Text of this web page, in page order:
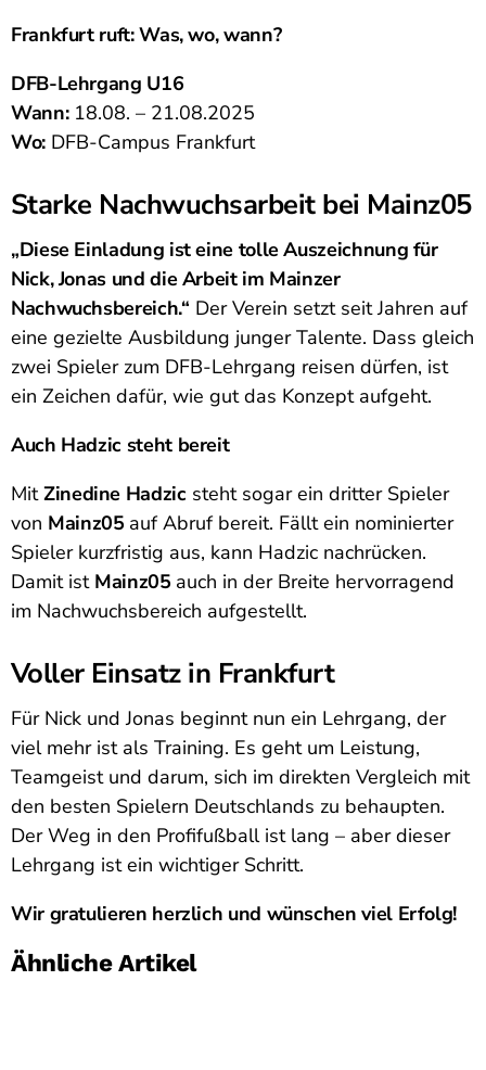
Frankfurt ruft: Was, wo, wann?
DFB-Lehrgang U16
Wann:18.08. – 21.08.2025
Wo:DFB-Campus Frankfurt
Starke Nachwuchsarbeit bei Mainz05
„Diese Einladung ist eine tolle Auszeichnung für
Nick, Jonas und die Arbeit im Mainzer
Nachwuchsbereich.“ Der Verein setzt seit Jahren auf
eine gezielte Ausbildung junger Talente. Dass gleich
zwei Spieler zum DFB-Lehrgang reisen dürfen, ist
ein Zeichen dafür, wie gut das Konzept aufgeht.
Auch Hadzic steht bereit
MitZinedine Hadzicsteht sogar ein dritter Spieler
von Mainz05 auf Abruf bereit. Fällt ein nominierter
Spieler kurzfristig aus, kann Hadzic nachrücken.
Damit ist Mainz05 auch in der Breite hervorragend
im Nachwuchsbereich aufgestellt.
Voller Einsatz in Frankfurt
Für Nick und Jonas beginnt nun ein Lehrgang, der
viel mehr ist als Training. Es geht um Leistung,
Teamgeist und darum, sich im direkten Vergleich mit
den besten Spielern Deutschlands zu behaupten.
Der Weg in den Profifußball ist lang – aber dieser
Lehrgang ist ein wichtiger Schritt.
Wir gratulieren herzlich und wünschen viel Erfolg!
Ähnliche Artikel